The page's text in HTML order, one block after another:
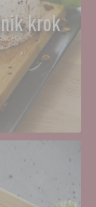
krok